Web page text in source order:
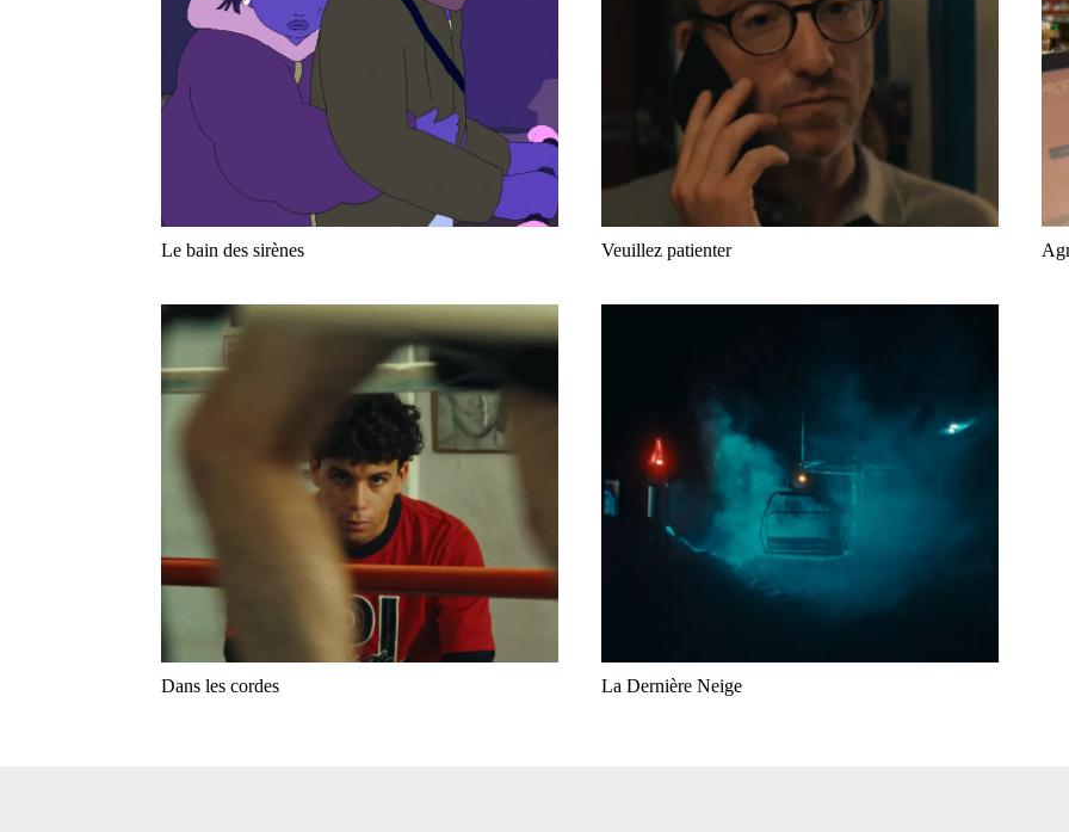
Le bain des sirènes Veuillez patienter
Dans les cordes La Dernière Neige